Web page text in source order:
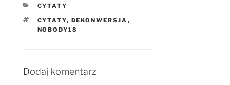
KATEGORIE
CYTATY
TAGI
CYTATY, DEKONWERSJA ,
NOBODY18
Dodaj komentarz